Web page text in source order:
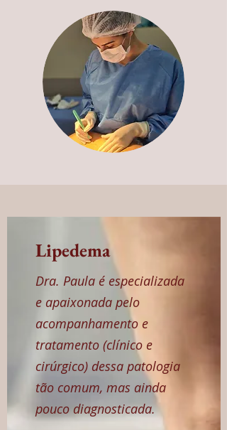
Lipedema
Dra. Paula é especializada
e apaixonada pelo
acompanhamento e
tratamento (clínico e
cirúrgico) dessa patologia
tão comum, mas ainda
pouco diagnosticada.